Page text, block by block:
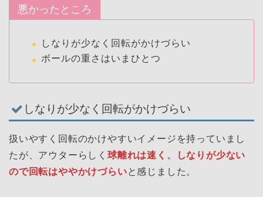
悪かったところ
しなりが少なく回転がかけづらい
ボールの重さはいまひとつ
しなりが少なく回転がかけづらい
扱いやすく回転のかけやすいイメージを持っていまし
たが、アウターらしく球離れは速く、しなりが少ない
ので回転はややかけづらいと感じました。